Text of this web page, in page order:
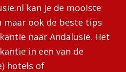
kan je de mooiste
maar ook de beste tips
naar Andalusië. Het
in een van de
hotels of